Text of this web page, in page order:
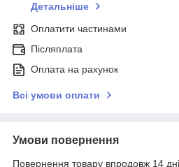
Детальніше
Оплатити частинами
Післяплата
Оплата на рахунок
Всі умови оплати
Умови повернення
Повернення товару впродовж 14